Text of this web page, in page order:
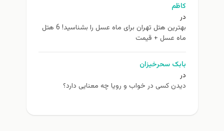
کاظم
در
بهترین هتل تهران برای ماه عسل را بشناسید! 6 هتل
ماه عسل + قیمت
بابک سحرخیزان
در
دیدن کسی در خواب و رویا چه معنایی دارد؟